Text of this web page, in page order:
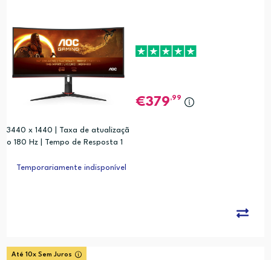
3440 x 1440 | Taxa de atualizaçã
o 180 Hz | Tempo de Resposta 1
1, USB 3.0 x4
379,99
Temporariamente indisponível
Até 10x Sem Juros